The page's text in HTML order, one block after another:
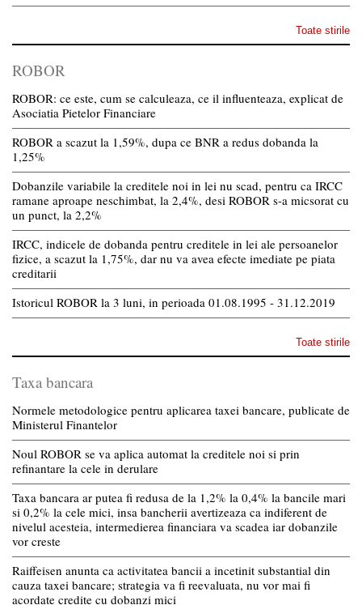
Toate stirile
ROBOR
ROBOR: ce este, cum se calculeaza, ce il influenteaza, explicat de
Asociatia Pietelor Financiare
ROBOR a scazut la 1,59%, dupa ce BNR a redus dobanda la
1,25%
Dobanzile variabile la creditele noi in lei nu scad, pentru ca IRCC
ramane aproape neschimbat, la 2,4%, desi ROBOR s-a micsorat cu
un punct, la 2,2%
IRCC, indicele de dobanda pentru creditele in lei ale persoanelor
fizice, a scazut la 1,75%, dar nu va avea efecte imediate pe piata
creditarii
Istoricul ROBOR la 3 luni, in perioada 01.08.1995 - 31.12.2019
Toate stirile
Taxa bancara
Normele metodologice pentru aplicarea taxei bancare, publicate de
Ministerul Finantelor
Noul ROBOR se va aplica automat la creditele noi si prin
refinantare la cele in derulare
Taxa bancara ar putea fi redusa de la 1,2% la 0,4% la bancile mari
si 0,2% la cele mici, insa bancherii avertizeaza ca indiferent de
nivelul acesteia, intermedierea financiara va scadea iar dobanzile
vor creste
Raiffeisen anunta ca activitatea bancii a incetinit substantial din
cauza taxei bancare; strategia va fi reevaluata, nu vor mai fi
acordate credite cu dobanzi mici